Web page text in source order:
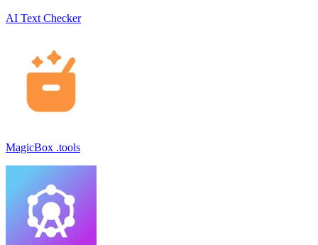
AI Text Checker
MagicBox .tools